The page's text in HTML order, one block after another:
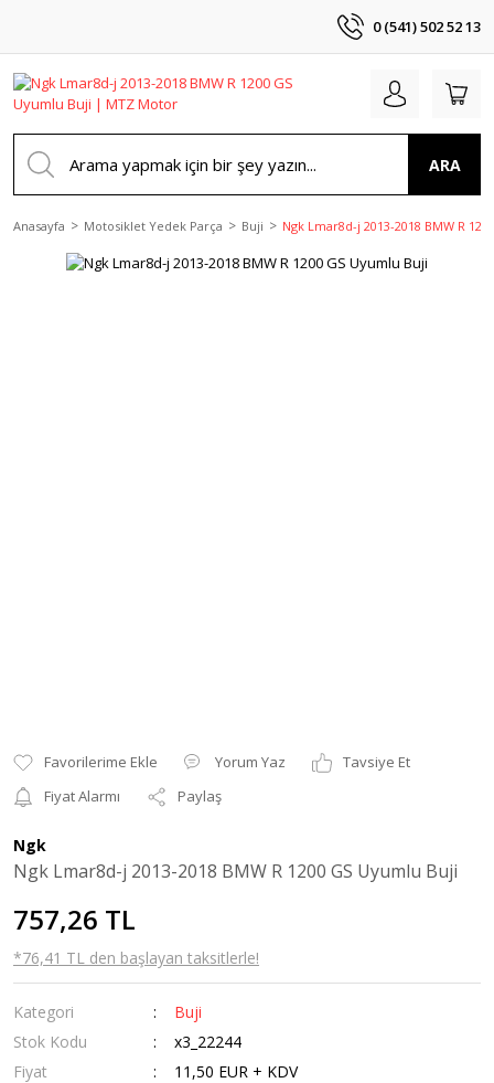
0 (541) 502 52 13
ARA
Anasayfa Motosiklet Yedek Parça Buji Ngk Lmar8d-j 2013-2018 BMW R
Yorum Yaz
Tavsiye Et
Fiyat Alarmı
Paylaş
Ngk
Ngk Lmar8d-j 2013-2018 BMW R 1200 GS Uyumlu Buji
757,26 TL
*76,41 TL den başlayan taksitlerle!
Kategori
Buji
Stok Kodu
x3_22244
Fiyat
11,50 EUR + KDV